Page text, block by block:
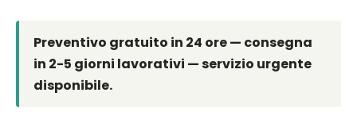
Preventivo gratuito in 24 ore — consegna
in 2-5 giorni lavorativi — servizio urgente
disponibile.